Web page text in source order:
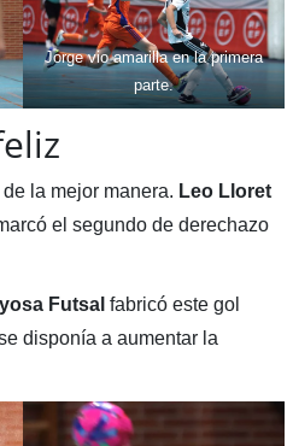
Jorge vio amarilla en la primera
parte.
la mejor manera. Leo Lloret
el segundo de derechazo
Futsal fabricó este gol
disponía a aumentar la